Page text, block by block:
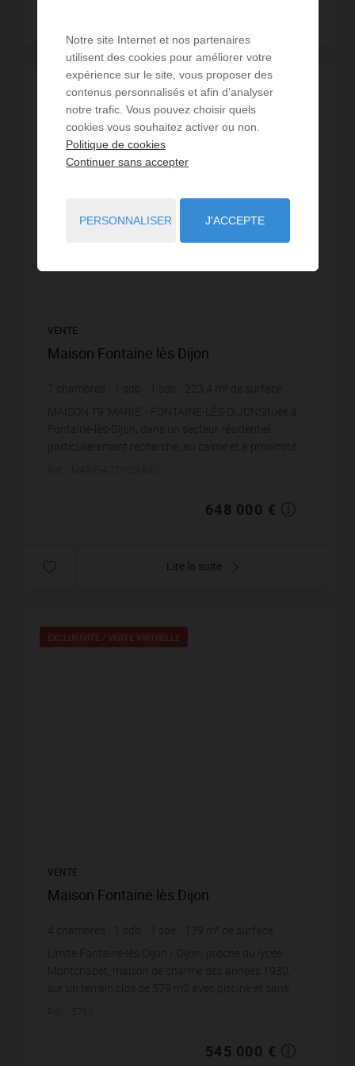
EXCLUSIVITÉ /VIDÉO
VENTE
Maison Fontaine lès Dijon
7 chambres sdb sde 223,4 m² de surface
731 m² de terrain 2 900,63 € prix / m²
MAISON T9 'MARIE' - FONTAINE-LÈS-DIJONSituée à
Fontaine-lès-Dijon, dans un secteur résidentiel
particulièrement recherché, au calme et à proximité
648 000 €
Lire la suite
EXCLUSIVITÉ / VISITE VIRTUELLE
VENTE
Maison Fontaine lès Dijon
4 chambres sdb sde 139 m² de surface
3 920,86 €
prix / m²
Limite Fontaine-lès-Dijon / Dijon, proche du lycée
Montchapet, maison de charme des années 1930,
sur un terrain clos de 579 m2 avec piscine et sans
545 000 €
Notre site Internet et nos partenaires
utilisent des cookies pour améliorer votre
expérience sur le site, vous proposer des
contenus personnalisés et afin d’analyser
notre trafic. Vous pouvez choisir quels
cookies vous souhaitez activer ou non.
Politique de cookies
Continuer sans accepter
PERSONNALISER J'ACCEPTE